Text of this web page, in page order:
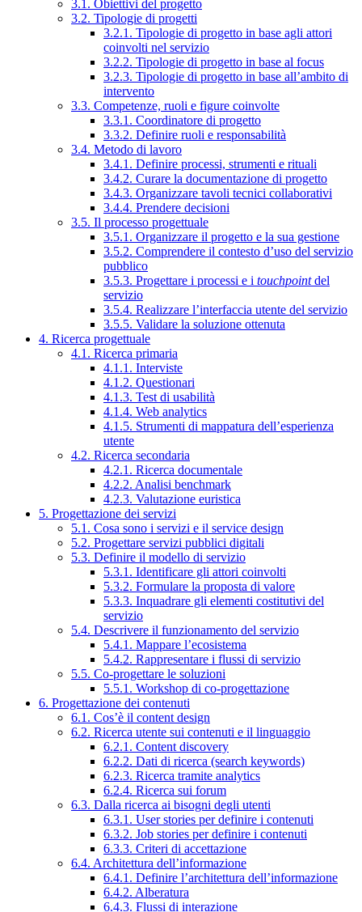
3.1. Obiettivi del progetto
3.2. Tipologie di progetti
3.2.1. Tipologie di progetto in base agli attori
coinvolti nel servizio
3.2.2. Tipologie di progetto in base al focus
3.2.3. Tipologie di progetto in base all’ambito di
intervento
3.3. Competenze, ruoli e figure coinvolte
3.3.1. Coordinatore di progetto
3.3.2. Definire ruoli e responsabilità
3.4. Metodo di lavoro
3.4.1. Definire processi, strumenti e rituali
3.4.2. Curare la documentazione di progetto
3.4.3. Organizzare tavoli tecnici collaborativi
3.4.4. Prendere decisioni
3.5. Il processo progettuale
3.5.1. Organizzare il progetto e la sua gestione
3.5.2. Comprendere il contesto d’uso del servizio
pubblico
3.5.3. Progettare i processi e i touchpointdel
servizio
3.5.4. Realizzare l’interfaccia utente del servizio
3.5.5. Validare la soluzione ottenuta
4. Ricerca progettuale
4.1. Ricerca primaria
4.1.1. Interviste
4.1.2. Questionari
4.1.3. Test di usabilità
4.1.4. Web analytics
4.1.5. Strumenti di mappatura dell’esperienza
utente
4.2. Ricerca secondaria
4.2.1. Ricerca documentale
4.2.2. Analisi benchmark
4.2.3. Valutazione euristica
5. Progettazione dei servizi
5.1. Cosa sono i servizi e il service design
5.2. Progettare servizi pubblici digitali
5.3. Definire il modello di servizio
5.3.1. Identificare gli attori coinvolti
5.3.2. Formulare la proposta di valore
5.3.3. Inquadrare gli elementi costitutivi del
servizio
5.4. Descrivere il funzionamento del servizio
5.4.1. Mappare l’ecosistema
5.4.2. Rappresentare i flussi di servizio
5.5. Co-progettare le soluzioni
5.5.1. Workshop di co-progettazione
6. Progettazione dei contenuti
6.1. Cos’è il content design
6.2. Ricerca utente sui contenuti e il linguaggio
6.2.1. Content discovery
6.2.2. Dati di ricerca (search keywords)
6.2.3. Ricerca tramite analytics
6.2.4. Ricerca sui forum
6.3. Dalla ricerca ai bisogni degli utenti
6.3.1. User stories per definire i contenuti
6.3.2. Job stories per definire i contenuti
6.3.3. Criteri di accettazione
6.4. Architettura dell’informazione
6.4.1. Definire l’architettura dell’informazione
6.4.2. Alberatura
6.4.3. Flussi di interazione